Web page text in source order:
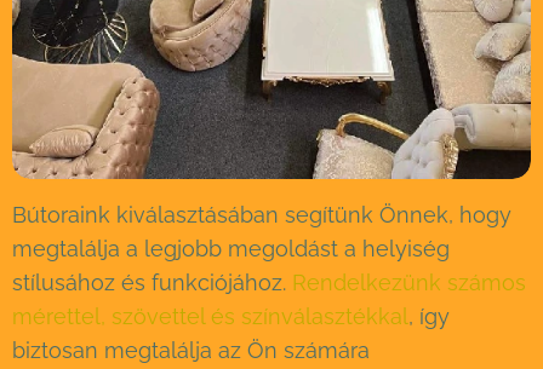
Bútoraink kiválasztásában segítünk Önnek, hogy
megtalálja a legjobb megoldást a helyiség
stílusához és funkciójához. Rendelkezünk számos
mérettel, szövettel és színválasztékkal , így
biztosan megtalálja az Ön számára